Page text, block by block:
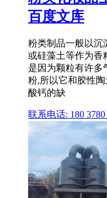
百度文库
粉类制品一般以沉
或硅藻土等作为香
是因为颗粒有许多
粉,所以它和胶性
酸钙的缺
联系电话: 180 3780